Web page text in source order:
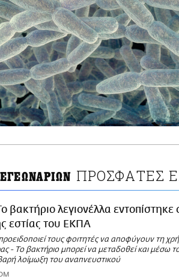
ΠΡΟΣΦΑΤΕΣ
βακτήριο λεγιονέλλα εντοπίστηκε
εστίας του ΕΚΠΑ
τους φοιτητές να αποφύγουν τη
- Το βακτήριο μπορεί να μεταδοθεί και μέσω
λοίμωξη του αναπνευστικού